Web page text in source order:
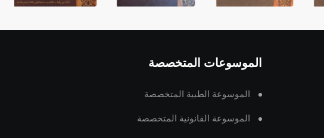
الموسوعات المتخصصة
الموسوعة الطبية المتخصصة
الموسوعة القانونية المتخصصة